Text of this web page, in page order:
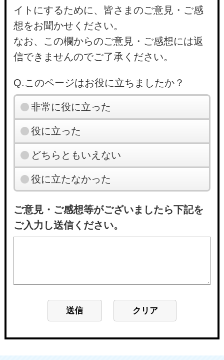
イトにするために、皆さまのご意見・ご感
想をお聞かせください。
なお、この欄からのご意見・ご感想には返
信できませんのでご了承ください。
Q.このページはお役に立ちましたか？
非常に役に立った
役に立った
どちらともいえない
役に立たなかった
ご意見・ご感想等がございましたら下記を
ご入力し送信ください。